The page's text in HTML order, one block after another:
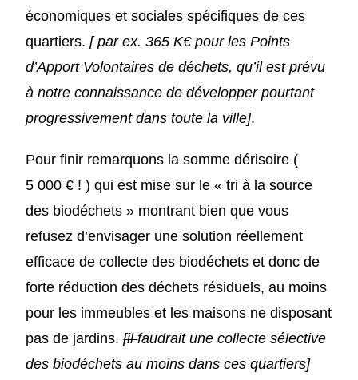
économiques et sociales spécifiques de ces
quartiers.[ par ex. 365 K€ pour les Points
d’Apport Volontaires de déchets, qu’il est prévu
à notre connaissance de développer pourtant
progressivement dans toute la ville].
Pour finir remarquons la somme dérisoire (
5 000 € ! ) qui est mise sur le « tri à la source
des biodéchets » montrant bien que vous
refusez d’envisager une solution réellement
efficace de collecte des biodéchets et donc de
forte réduction des déchets résiduels, au moins
pour les immeubles et les maisons ne disposant
pas de jardins.[ilfaudrait une collecte sélective
des biodéchets au moins dans ces quartiers]